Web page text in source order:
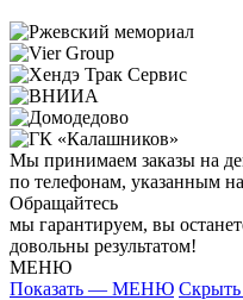
Мы принимаем заказы на
по телефонам, указанным
Обращайтесь
мы гарантируем, вы
довольны результатом!
МЕНЮ
Показать — МЕНЮ